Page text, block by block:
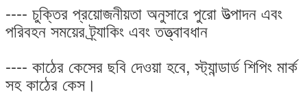
---- চুক্তির প্রয়োজনীয়তা অনুসারে পুরো উত্পাদন এবং
পরিবহন সময়ের ট্র্যাকিং এবং তত্ত্বাবধান
---- কাঠের কেসের ছবি দেওয়া হবে, স্ট্যান্ডার্ড শিপিং মার্ক
সহ কাঠের কেস।